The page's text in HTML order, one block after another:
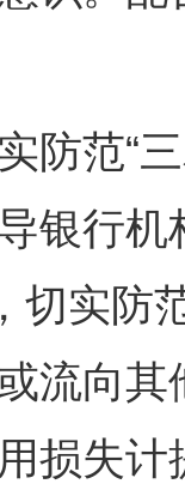
范“三
银行
切实防
流向
损失